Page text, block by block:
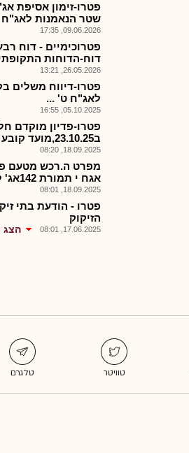
שטר הנאמנות לאג"ח
09.06.2026, 17:35
דוח-הדוחות
26.05.2026, 13:21
פטרו-דיווח משלים
לאג"ח ט' ...
05.10.2025, 16:55
פטרו-פדיון מוקדם
ב23.10.25,מועד קובע 17.10.25
18.09.2025, 08:20
אגח י תמורת 142אג' למנ'
18.09.2025, 08:01
פטרו - הודעת בתי
הזיקוק
17.06.2025, 08:01 הצג